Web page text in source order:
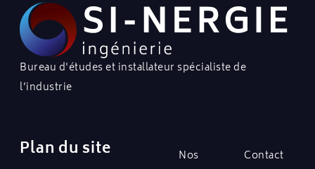
Bureau d'études et installateur spécialiste de
l’industrie
Plan du site
Nos
Contact